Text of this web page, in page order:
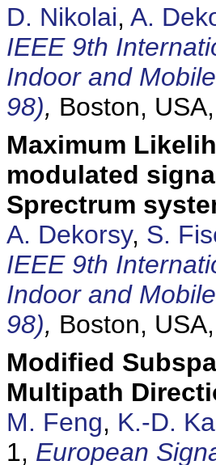
D. Nikolai, A.
IEEE 9th
Indoor and
98), Boston,
Maximum
modulated
Sprectrum
A. Dekorsy, S.
IEEE 9th
Indoor and
98), Boston,
Modified
Multipath
M. Feng, K.-D.
1, European